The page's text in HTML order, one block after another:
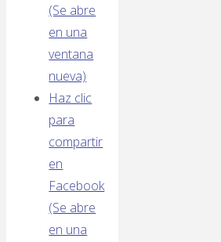
(Se abre
en una
ventana
nueva)
Haz clic
para
compartir
en
Facebook
(Se abre
en una